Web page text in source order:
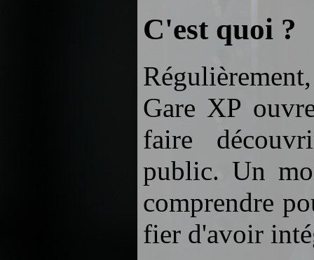
C'est quoi ?
Gare XP
faire
public. Un
comprendre
fier d'avoir